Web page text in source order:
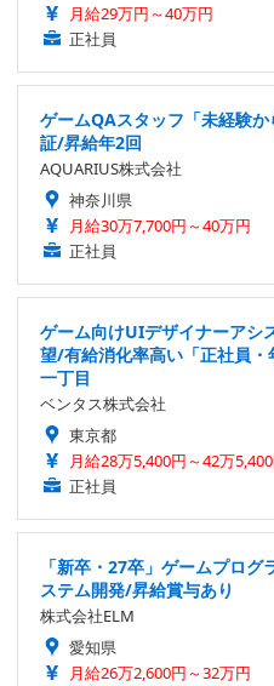
月給29万円～40万円
正社員
ゲームQAスタッフ「未経験
証/昇給年2回
AQUARIUS株式会社
神奈川県
月給30万7,700円～40万円
正社員
ゲーム向けUIデザイナーアシ
望/有給消化率高い「正社員
一丁目
ベンタス株式会社
東京都
月給28万5,400円～42万
正社員
「新卒・27卒」ゲームプロ
ステム開発/昇給賞与あり
株式会社ELM
愛知県
月給26万2,600円～32万円